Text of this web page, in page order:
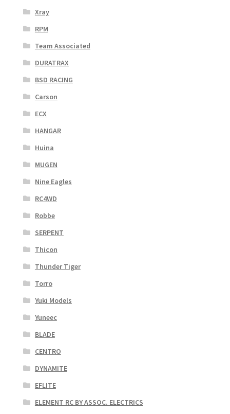
Xray
RPM
Team Associated
DURATRAX
BSD RACING
Carson
ECX
HANGAR
Huina
MUGEN
Nine Eagles
RC4WD
Robbe
SERPENT
Thicon
Thunder Tiger
Torro
Yuki Models
Yuneec
BLADE
CENTRO
DYNAMITE
EFLITE
ELEMENT RC BY ASSOC. ELECTRICS